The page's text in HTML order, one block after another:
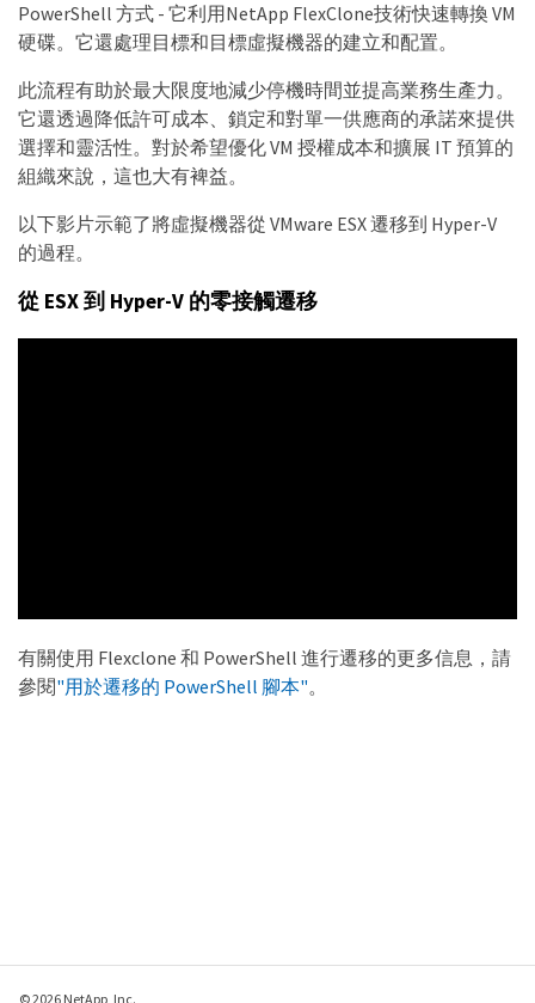
PowerShell 方式 - 它利用NetApp FlexClone技術快速轉換 VM
硬碟。它還處理目標和目標虛擬機器的建立和配置。
此流程有助於最大限度地減少停機時間並提高業務生產力。
它還透過降低許可成本、鎖定和對單一供應商的承諾來提供
選擇和靈活性。對於希望優化 VM 授權成本和擴展 IT 預算的
組織來說，這也大有裨益。
以下影片示範了將虛擬機器從 VMware ESX 遷移到 Hyper-V
的過程。
從 ESX 到 Hyper-V 的零接觸遷移
有關使用 Flexclone 和 PowerShell 進行遷移的更多信息，請
參閱"用於遷移的 PowerShell 腳本"。
© 2026 NetApp, Inc.